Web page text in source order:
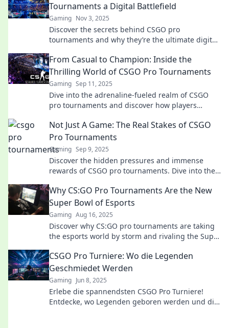
Tournaments a Digital Battlefield
Gaming Nov 3, 2025
Discover the secrets behind CSGO pro
tournaments and why they’re the ultimate digital
From Casual to Champion: Inside the
Thrilling World of CSGO Pro Tournaments
Gaming Sep 11, 2025
Dive into the adrenaline-fueled realm of CSGO
pro tournaments and discover how players
Not Just A Game: The Real Stakes of CSGO
Pro Tournaments
Gaming Sep 9, 2025
Discover the hidden pressures and immense
rewards of CSGO pro tournaments. Dive into the
Why CS:GO Pro Tournaments Are the New
Super Bowl of Esports
Gaming Aug 16, 2025
Discover why CS:GO pro tournaments are taking
the esports world by storm and rivaling the Super
CSGO Pro Turniere: Wo die Legenden
Geschmiedet Werden
Gaming Jun 8, 2025
Erlebe die spannendsten CSGO Pro Turniere!
Entdecke, wo Legenden geboren werden und die